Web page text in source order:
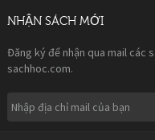
NHẬN SÁCH MỚI
Đăng ký để nhận qua mail các
sachhoc.com.